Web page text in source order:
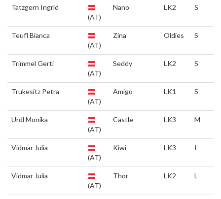
Tatzgern Ingrid
(AT)
Nano LK2 S
Teufl Bianca
(AT)
Zina Oldies S
Trimmel Gerti
(AT)
Seddy LK2 S
Trukesitz Petra
(AT)
Amigo LK1 S
Urdl Monika
(AT)
Castle LK3 M
Vidmar Julia
(AT)
Kiwi LK3 I
Vidmar Julia
(AT)
Thor LK2 L